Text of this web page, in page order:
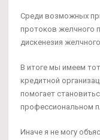
Среди возможных
протоков желчного
дискенезия
В итоге мы имеем
кредитной
помогает
профессиональном
Иначе я не могу